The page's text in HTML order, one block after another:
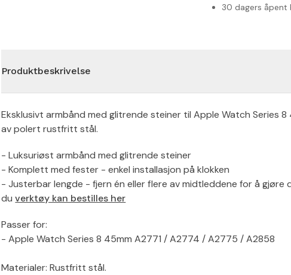
30 dagers åpent
Produktbeskrivelse
Eksklusivt armbånd med glitrende steiner til Apple Watch Series
av polert rustfritt stål.
- Luksuriøst armbånd med glitrende steiner
- Komplett med fester - enkel installasjon på klokken
- Justerbar lengde - fjern én eller flere av midtleddene for å
duverktøy kan bestilles her
Passer for:
- Apple Watch Series 8 45mm A2771 / A2774 / A2775 / A2858
Materialer: Rustfritt stål.